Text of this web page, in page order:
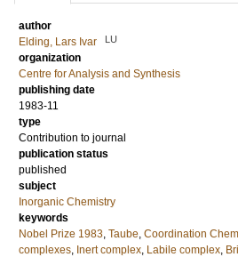
author
Elding, Lars Ivar
LU
organization
Centre for Analysis and Synthesis
publishing date
1983-11
type
Contribution to journal
publication status
published
subject
Inorganic Chemistry
keywords
Nobel Prize 1983, Taube, Coordination
complexes, Inert complex, Labile complex,